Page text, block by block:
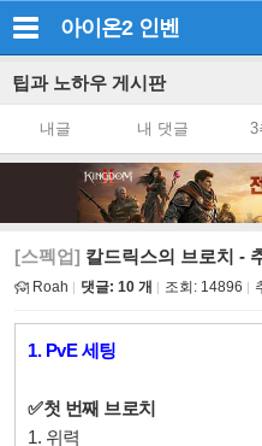
아이온2 인벤
팁과 노하우 게시판
내글 내 댓글 3
[스펙업] 칼드릭스의 브로치 -
Roah 댓글: 10 개 조회: 14896
1. PvE 세팅
✅첫 번째 브로치
1. 위력